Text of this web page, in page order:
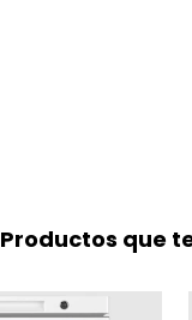
Productos que